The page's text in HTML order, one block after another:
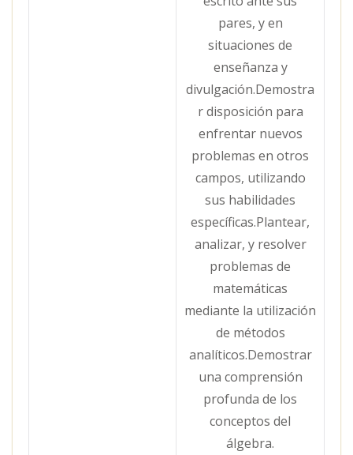
pares, y en
situaciones de
enseñanza y
divulgación.Demostra
r disposición para
enfrentar nuevos
problemas en otros
campos, utilizando
sus habilidades
específicas.Plantear,
analizar, y resolver
problemas de
matemáticas
mediante la utilización
de métodos
analíticos.Demostrar
una comprensión
profunda de los
conceptos del
álgebra.